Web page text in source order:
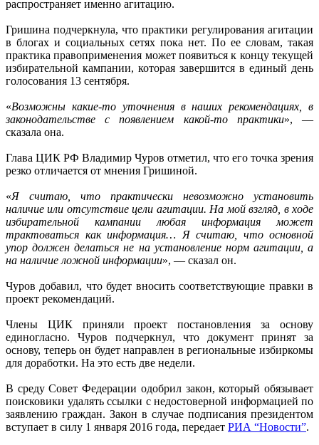
распространяет именно агитацию.
Гришина подчеркнула, что практики регулирования агитации
в блогах и социальных сетях пока нет. По ее словам, такая
практика правоприменения может появиться к концу текущей
избирательной кампании, которая завершится в единый день
голосования 13 сентября.
«Возможны какие-то уточнения в наших рекомендациях, в
законодательстве с появлением какой-то практики», —
сказала она.
Глава ЦИК РФ Владимир Чуров отметил, что его точка зрения
резко отличается от мнения Гришиной.
«Я считаю, что практически невозможно установить
наличие или отсутствие цели агитации. На мой взгляд, в ходе
избирательной кампании любая информация может
трактоваться как информация… Я считаю, что основной
упор должен делаться не на установление норм агитации, а
на наличие ложной информации», — сказал он.
Чуров добавил, что будет вносить соответствующие правки в
проект рекомендаций.
Члены ЦИК приняли проект постановления за основу
единогласно. Чуров подчеркнул, что документ принят за
основу, теперь он будет направлен в региональные избиркомы
для доработки. На это есть две недели.
В среду Совет Федерации одобрил закон, который обязывает
поисковики удалять ссылки с недостоверной информацией по
заявлению граждан. Закон в случае подписания президентом
вступает в силу 1 января 2016 года, передает РИА “Новости”.